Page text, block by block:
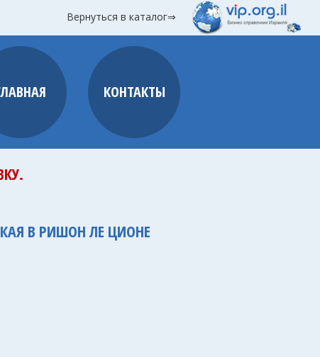
Вернуться в каталог⇒
КОНТАКТЫ
В РИШОН ЛЕ ЦИОНЕ